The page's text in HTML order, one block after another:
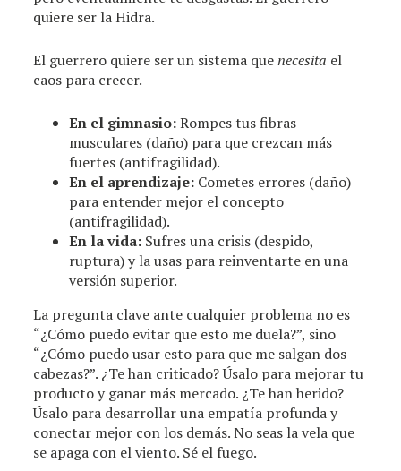
quiere ser la Hidra.
El guerrero quiere ser un sistema quenecesita el
caos para crecer.
En el gimnasio:Rompes tus fibras
musculares (daño) para que crezcan más
fuertes (antifragilidad).
En el aprendizaje: Cometes errores (daño)
para entender mejor el concepto
(antifragilidad).
En la vida: Sufres una crisis (despido,
ruptura) y la usas para reinventarte en una
versión superior.
La pregunta clave ante cualquier problema no es
“¿Cómo puedo evitar que esto me duela?”, sino
“¿Cómo puedo usar esto para que me salgan dos
cabezas?”. ¿Te han criticado? Úsalo para mejorar tu
producto y ganar más mercado. ¿Te han herido?
Úsalo para desarrollar una empatía profunda y
conectar mejor con los demás. No seas la vela que
se apaga con el viento. Sé el fuego.